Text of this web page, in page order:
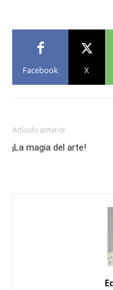
Facebook X
Artículo anterior
¡La magia del arte!